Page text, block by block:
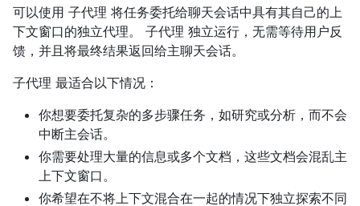
可以使用 子代理 将任务委托给聊天会话中具有其自己的上
下文窗口的独立代理。 子代理 独立运行，无需等待用户反
馈，并且将最终结果返回给主聊天会话。
子代理 最适合以下情况：
你想要委托复杂的多步骤任务，如研究或分析，而不会
中断主会话。
你需要处理大量的信息或多个文档，这些文档会混乱主
上下文窗口。
你希望在不将上下文混合在一起的情况下独立探索不同